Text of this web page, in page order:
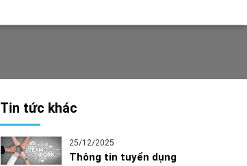
Tin tức khác
25/12/2025
Thông tin tuyển dụng